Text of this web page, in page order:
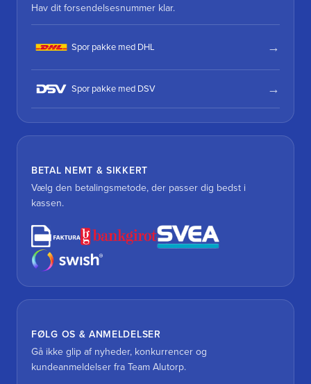
Hav dit forsendelsesnummer klar.
Spor pakke med DHL
Spor pakke med DSV
BETAL NEMT & SIKKERT
Vælg den betalingsmetode, der passer dig bedst i
kassen.
FØLG OS & ANMELDELSER
Gå ikke glip af nyheder, konkurrencer og
kundeanmeldelser fra Team Alutorp.